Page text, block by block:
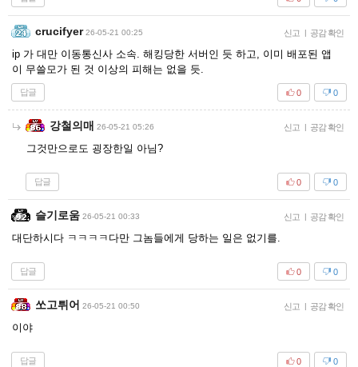
crucifyer 26-05-21 00:25 신고 | 공감 확인
ip 가 대만 이동통신사 소속. 해킹당한 서버인 듯 하고, 이미 배포된 앱
이 무쓸모가 된 것 이상의 피해는 없을 듯.
답글 0
0
강철의매 26-05-21 05:26 신고 | 공감 확인
그것만으로도 굉장한일 아님?
답글 0
0
슬기로움 26-05-21 00:33 신고 | 공감 확인
대단하시다 ㅋㅋㅋㅋ다만 그놈들에게 당하는 일은 없기를.
답글 0
0
쏘고튀어 26-05-21 00:50 신고 | 공감 확인
이야
답글 0
0